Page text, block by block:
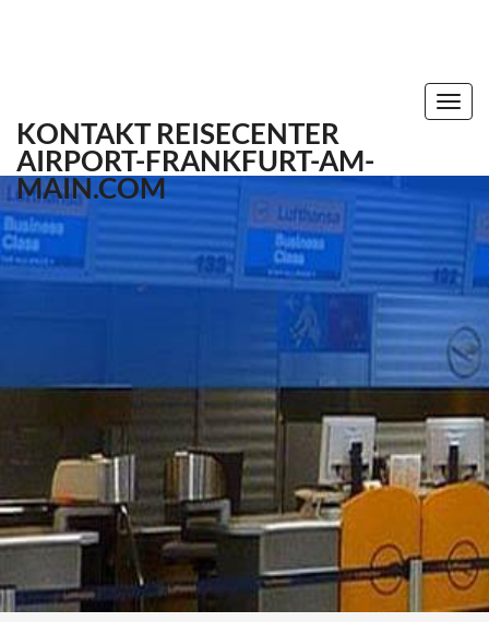
KONTAKTREISECENTER
AIRPORT-FRANKFURT-AM-
MAIN.COM